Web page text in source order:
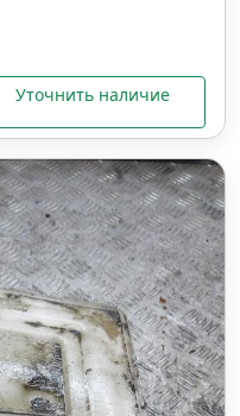
Уточнить наличие